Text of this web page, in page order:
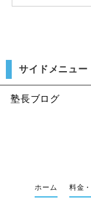
サイドメニュー
塾長ブログ
ホーム 料金